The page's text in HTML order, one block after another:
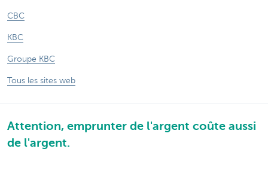
CBC
KBC
Groupe KBC
Tous les sites web
Attention, emprunter de l'argent coûte aussi
de l'argent.